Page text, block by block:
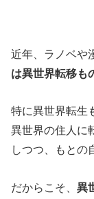
近年、ラノベや
は異世界転移も
特に異世界転生
異世界の住人に
しつつ、もとの
だからこそ、異